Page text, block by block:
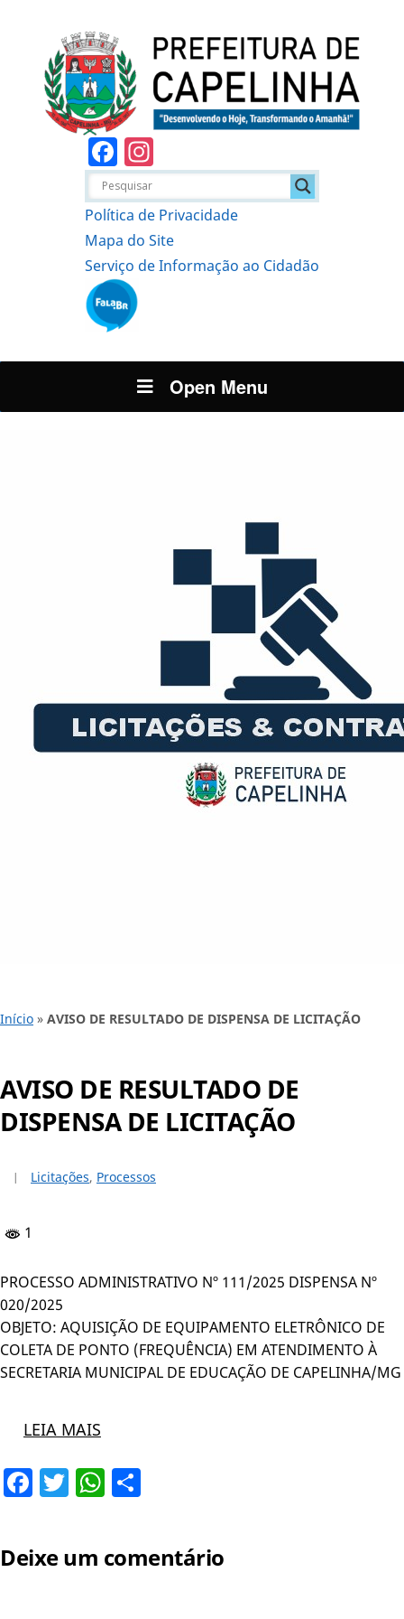
Facebook
Política de Privacidade
Mapa do Site
Serviço de Informação ao Cidadão
Open Menu
Início » AVISO DE RESULTADO DE DISPENSA DE LICITAÇÃO
AVISO DE RESULTADO DE
DISPENSA DE LICITAÇÃO
Licitações, Processos
1
PROCESSO ADMINISTRATIVO Nº 111/2025 DISPENSA Nº
020/2025
OBJETO: AQUISIÇÃO DE EQUIPAMENTO ELETRÔNICO DE
COLETA DE PONTO (FREQUÊNCIA) EM ATENDIMENTO À
SECRETARIA MUNICIPAL DE EDUCAÇÃO DE CAPELINHA/MG
LEIA MAIS
Facebook
TwitterWhatsApp
Deixe um comentário